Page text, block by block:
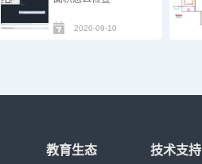
2020-09-10
教育生态 技术支持